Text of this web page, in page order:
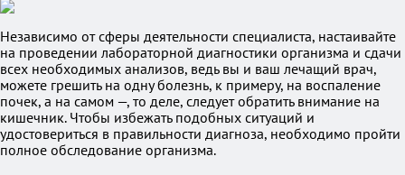
Независимо от сферы деятельности специалиста, настаивайте
на проведении лабораторной диагностики организма и сдачи
всех необходимых анализов, ведь вы и ваш лечащий врач,
можете грешить на одну болезнь, к примеру, на воспаление
почек, а на самом —, то деле, следует обратить внимание на
кишечник. Чтобы избежать подобных ситуаций и
удостовериться в правильности диагноза, необходимо пройти
полное обследование организма.